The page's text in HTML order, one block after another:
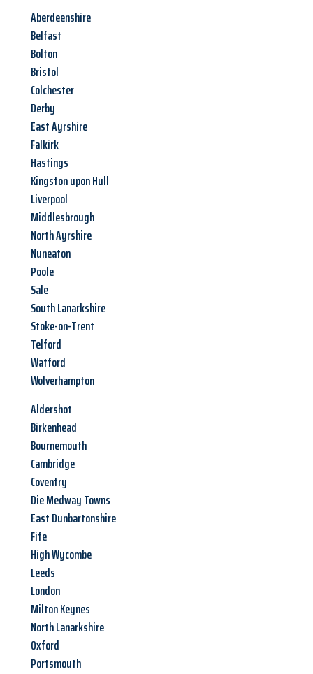
Aberdeenshire
Belfast
Bolton
Bristol
Colchester
Derby
East Ayrshire
Falkirk
Hastings
Kingston upon Hull
Liverpool
Middlesbrough
North Ayrshire
Nuneaton
Poole
Sale
South Lanarkshire
Stoke-on-Trent
Telford
Watford
Wolverhampton
Aldershot
Birkenhead
Bournemouth
Cambridge
Coventry
Die Medway Towns
East Dunbartonshire
Fife
High Wycombe
Leeds
London
Milton Keynes
North Lanarkshire
Oxford
Portsmouth